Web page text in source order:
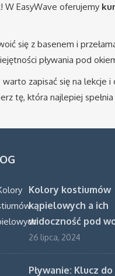
W EasyWave oferujemy
się z basenem i
pływania pod
zapisać się na
tę, która najlepiej
Kolory kostiumów
kąpielowych a ich
widoczność pod
26 lipca, 2024
Pływanie: Klucz do